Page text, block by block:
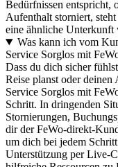
Bedürfnissen entspricht,
Aufenthalt storniert,
eine ähnliche Unterkunft
Was kann ich vom
Service Sorglos mit
Dass du dich sicher
Reise planst oder
Service Sorglos mit
Schritt. In dringenden
Stornierungen,
dir der FeWo-direkt-
um dich bei jedem
Unterstützung per Live-